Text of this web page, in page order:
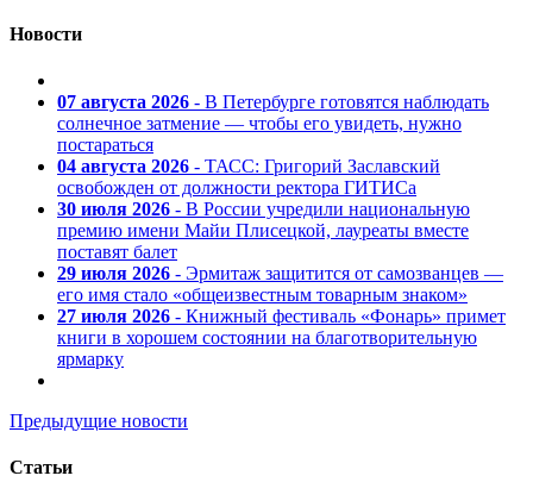
Новости
07 августа 2026 - В Петербурге готовятся наблюдать
солнечное затмение — чтобы его увидеть, нужно
постараться
04 августа 2026 - ТАСС: Григорий Заславский
освобожден от должности ректора ГИТИСа
30 июля 2026 - В России учредили национальную
премию имени Майи Плисецкой, лауреаты вместе
поставят балет
29 июля 2026 - Эрмитаж защитится от самозванцев —
его имя стало «общеизвестным товарным знаком»
27 июля 2026 - Книжный фестиваль «Фонарь» примет
книги в хорошем состоянии на благотворительную
ярмарку
Предыдущие новости
Статьи